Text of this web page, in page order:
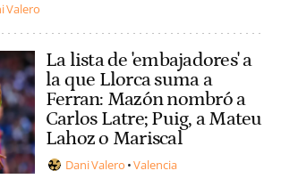
Valero
La lista de 'embajadores' a
la que Llorca suma a
Ferran: Mazón nombró a
Carlos Latre; Puig, a Mateu
Lahoz o Mariscal
Dani Valero Valencia